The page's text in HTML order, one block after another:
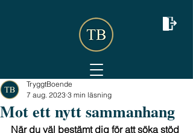
Mot ett nytt sammanhang
TryggtBoende
7 aug. 2023 3 min läsning
När du väl bestämt dig för att söka stöd